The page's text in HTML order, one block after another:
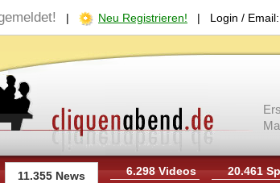
| Neu Registrieren! | Login / Email:
11.355 News 6.298 Videos 20.461